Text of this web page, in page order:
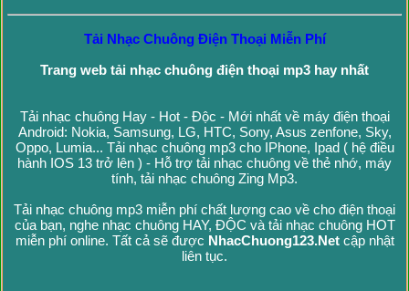
Tải Nhạc Chuông Điện Thoại Miễn Phí
Trang web tải nhạc chuông điện thoại mp3 hay nhất
Tải nhạc chuông Hay - Hot - Độc - Mới nhất về máy điện thoại
Android: Nokia, Samsung, LG, HTC, Sony, Asus zenfone, Sky,
Oppo, Lumia... Tải nhạc chuông mp3 cho IPhone, Ipad ( hệ điều
hành IOS 13 trở lên ) - Hỗ trợ tải nhạc chuông về thẻ nhớ, máy
tính, tải nhạc chuông Zing Mp3.
Tải nhạc chuông mp3 miễn phí chất lượng cao về cho điện thoại
của bạn, nghe nhạc chuông HAY, ĐỘC và tải nhạc chuông HOT
miễn phí online. Tất cả sẽ được NhacChuong123.Netcập nhật
liên tục.